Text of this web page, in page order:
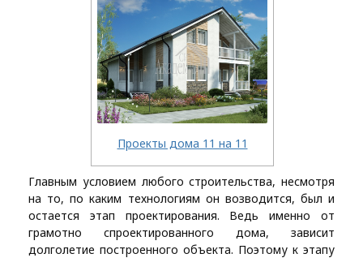
Проекты дома 11 на 11
Главным условием любого строительства, несмотря
на то, по каким технологиям он возводится, был и
остается этап проектирования. Ведь именно от
грамотно спроектированного дома, зависит
долголетие построенного объекта. Поэтому к этапу